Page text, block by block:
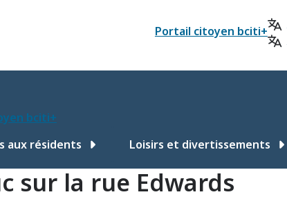
Portail citoyen bciti+
bciti+
aux résidents Loisirs et divertissements
sur la rue Edwards